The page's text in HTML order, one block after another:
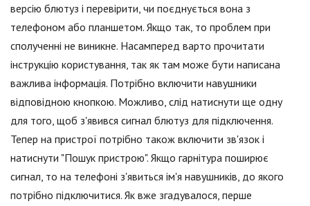
версію блютуз і перевірити, чи поєднується вона з
телефоном або планшетом. Якщо так, то проблем при
сполученні не виникне. Насамперед варто прочитати
інструкцію користування, так як там може бути написана
важлива інформація. Потрібно включити навушники
відповідною кнопкою. Можливо, слід натиснути ще одну
для того, щоб з'явився сигнал блютуз для підключення.
Тепер на пристрої потрібно також включити зв'язок і
натиснути "Пошук пристрою". Якщо гарнітура поширює
сигнал, то на телефоні з'явиться ім'я навушників, до якого
потрібно підключитися. Як вже згадувалося, перше